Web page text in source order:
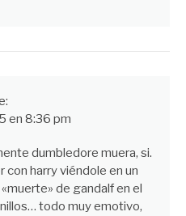
en 8:36 pm
dumbledore muera, si.
con harry viéndole en un
de gandalf en el
todo muy emotivo,